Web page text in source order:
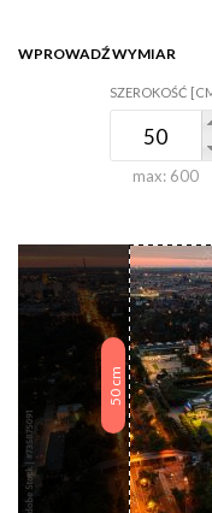
50
cm
WPROWADŹ WYMIAR
SZEROKOŚĆ
max: 600